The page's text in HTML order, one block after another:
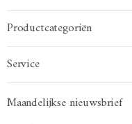
Productcategoriën
Service
Maandelijkse nieuwsbrief